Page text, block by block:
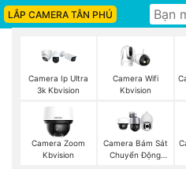
LẮP CAMERA TÂN PHÚ
Camera Ip Ultra
3k Kbvision
Camera Wifi
Kbvision
Camera Zoom
Kbvision
Camera Bám Sát
Chuyển Động